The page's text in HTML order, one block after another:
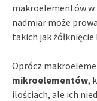
makroelementów w
nadmiar może
takich jak
Oprócz
mikroelementów,
ilościach, ale ich